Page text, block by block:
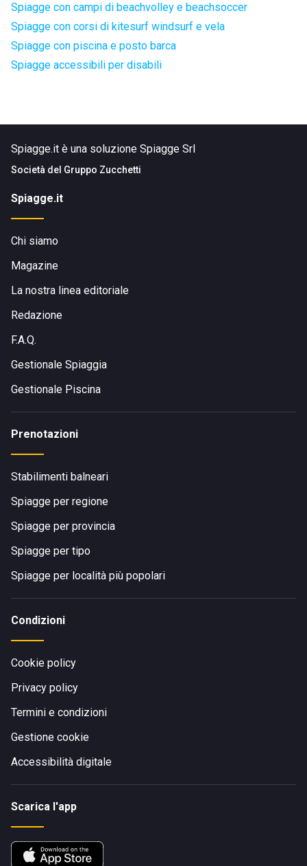
Spiagge con campi di beachvolley e beachsoccer
Spiagge con corsi di kitesurf windsurf e vela
Spiagge con piscina e posto barca
Spiagge accessibili per disabili
Spiagge.it è una soluzione Spiagge Srl
Società del Gruppo Zucchetti
Spiagge.it
Chi siamo
Magazine
La nostra linea editoriale
Redazione
F.A.Q.
Gestionale Spiaggia
Gestionale Piscina
Prenotazioni
Stabilimenti balneari
Spiagge per regione
Spiagge per provincia
Spiagge per tipo
Spiagge per località più popolari
Condizioni
Cookie policy
Privacy policy
Termini e condizioni
Gestione cookie
Accessibilità digitale
Scarica l'app